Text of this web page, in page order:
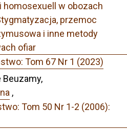
homosexuell w obozach
przemoc
i inne metody
ofiar
Tom 67 Nr 1 (2023)
Beuzamy,
,
Tom 50 Nr 1-2 (2006):